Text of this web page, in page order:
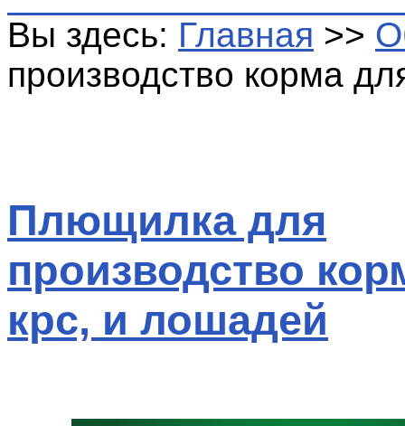
Вы здесь: Главная >>
производство корма
Плющилка для
производство
крс, и лошадей